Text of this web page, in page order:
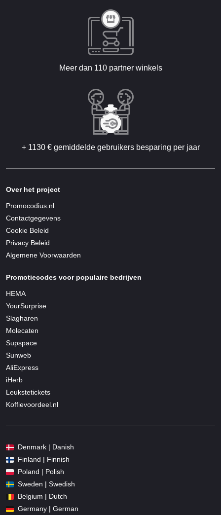
Meer dan 110 partner winkels
+ 1130 € gemiddelde gebruikers besparing per jaar
Over het project
Promocodius.nl
Contactgegevens
Cookie Beleid
Privacy Beleid
Algemene Voorwaarden
Promotiecodes voor populaire bedrijven
HEMA
YourSurprise
Slagharen
Molecaten
Supspace
Sunweb
AliExpress
iHerb
Leukstetickets
Koffievoordeel.nl
Denmark | Danish
Finland | Finnish
Poland | Polish
Sweden | Swedish
Belgium | Dutch
Germany | German